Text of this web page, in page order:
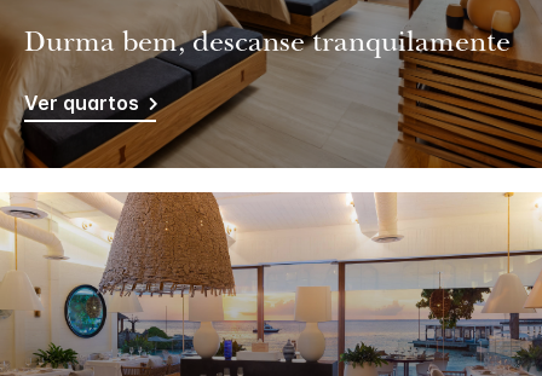
Durma bem, descanse tranquilamente
Ver quartos